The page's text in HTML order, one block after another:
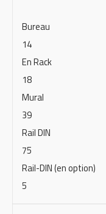
Bureau
14
En Rack
18
Mural
39
Rail DIN
75
Rail-DIN (en option)
5